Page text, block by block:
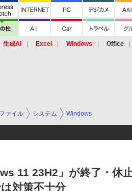
生成AI Excel Windows Office
ァイル システム Windows
11 23H2」が終了・休
対策不十分